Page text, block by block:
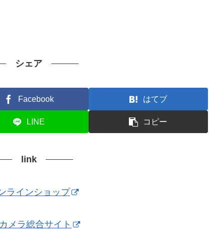
シェア
Facebook はてブ
LINE コピー
link
ラインショップ
メラ総合サイト